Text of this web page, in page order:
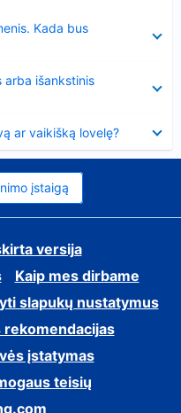
Kada bus
arba išankstinis
ar vaikišką lovelę?
įstaigą
versija
Kaip mes dirbame
slapukų nustatymus
įstatymas
teisių